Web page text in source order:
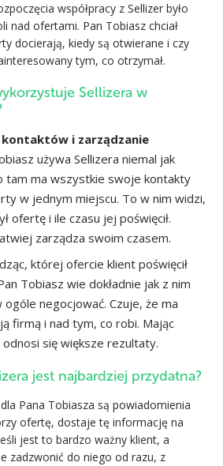
współpracy z Sellizer było
nad ofertami. Pan Tobiasz chciał
docierają, kiedy są otwierane i czy
tym, co otrzymał.
Sellizera w
i zarządzanie
używa Sellizera niemal jak
tam ma wszystkie swoje kontakty
w jednym miejscu. To w nim widzi,
ofertę i ile czasu jej poświęcił.
zarządza swoim czasem.
której ofercie klient poświęcił
Tobiasz wie dokładnie jak z nim
negocjować. Czuje, że ma
firmą i nad tym, co robi. Mając
się większe rezultaty.
jest najbardziej przydatna?
Pana Tobiasza są powiadomienia
ofertę, dostaje tę informację na
jest to bardzo ważny klient, a
zadzwonić do niego od razu, z